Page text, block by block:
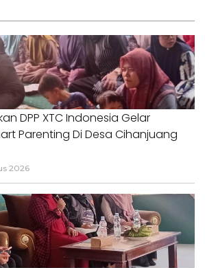
DPP XTC Indonesia Gelar
Parenting Di Desa Cihanjuang
2026